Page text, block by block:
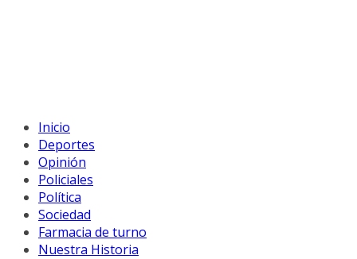
Inicio
Deportes
Opinión
Policiales
Política
Sociedad
Farmacia de turno
Nuestra Historia